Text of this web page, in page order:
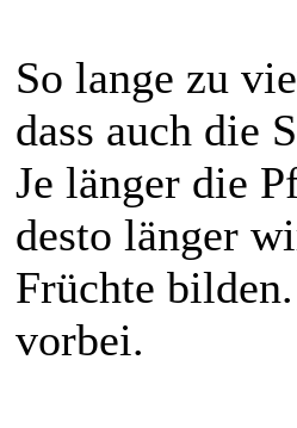
So lange zu
dass auch die
Je länger die
desto länger
Früchte
vorbei.